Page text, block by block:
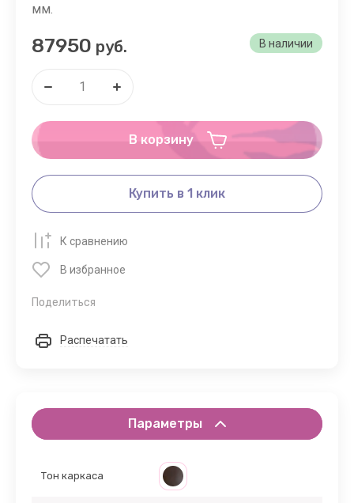
мм.
В наличии
87950 руб.
В корзину
Купить в 1 клик
К сравнению
В избранное
Поделиться
Распечатать
Параметры
Тон каркаса